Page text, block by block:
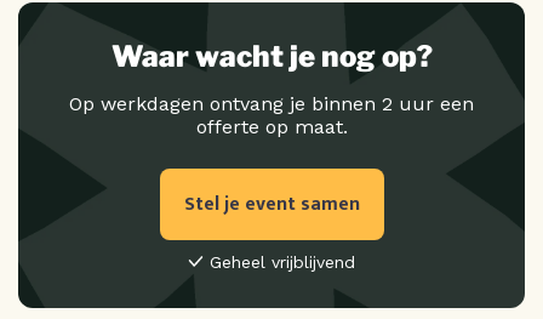
Waar wacht je nog op?
Op werkdagen ontvang je binnen 2 uur een
offerte op maat.
Stel je event samen
Geheel vrijblijvend